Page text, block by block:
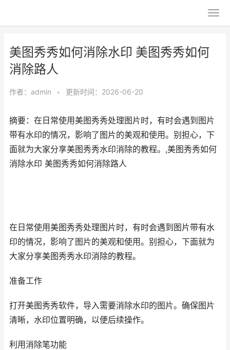
美图秀秀如何消除水印 美图秀秀如何
消除路人
作者： admin • 更新时间：2026-06-20
摘要：在日常使用美图秀秀处理图片时，有时会遇到图片
带有水印的情况，影响了图片的美观和使用。别担心，下
面就为大家分享美图秀秀水印消除的教程。,美图秀秀如何
消除水印 美图秀秀如何消除路人
在日常使用美图秀秀处理图片时，有时会遇到图片带有水
印的情况，影响了图片的美观和使用。别担心，下面就为
大家分享美图秀秀水印消除的教程。
准备工作
打开美图秀秀软件，导入需要消除水印的图片。确保图片
清晰，水印位置明确，以便后续操作。
利用消除笔功能